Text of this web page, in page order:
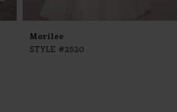
Morilee
STYLE #2520